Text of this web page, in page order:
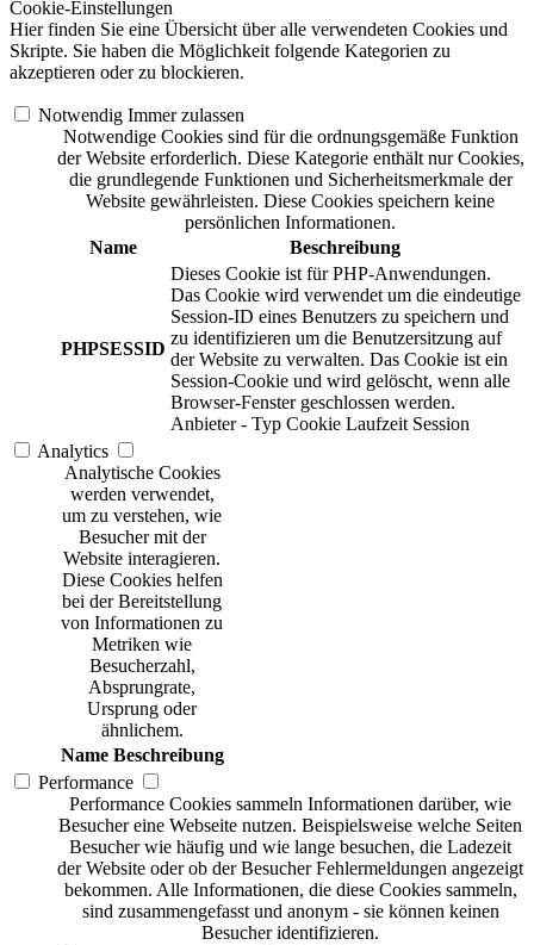
Cookie-Einstellungen
Hier finden Sie eine Übersicht über alle verwendeten Cookies und
Skripte. Sie haben die Möglichkeit folgende Kategorien zu
akzeptieren oder zu blockieren.
Notwendig Immer zulassen
Notwendige Cookies sind für die ordnungsgemäße Funktion
der Website erforderlich. Diese Kategorie enthält nur Cookies,
die grundlegende Funktionen und Sicherheitsmerkmale der
Website gewährleisten. Diese Cookies speichern keine
persönlichen Informationen.
Name
Beschreibung
PHPSESSID
Dieses Cookie ist für PHP-Anwendungen.
Das Cookie wird verwendet um die eindeutige
Session-ID eines Benutzers zu speichern und
zu identifizieren um die Benutzersitzung auf
der Website zu verwalten. Das Cookie ist ein
Session-Cookie und wird gelöscht, wenn alle
Browser-Fenster geschlossen werden.
Anbieter - Typ Cookie Laufzeit Session
Analytics
Analytische Cookies
werden verwendet,
um zu verstehen, wie
Besucher mit der
Website interagieren.
Diese Cookies helfen
bei der Bereitstellung
von Informationen zu
Metriken wie
Besucherzahl,
Absprungrate,
Ursprung oder
ähnlichem.
Name Beschreibung
Performance
Performance Cookies sammeln Informationen darüber, wie
Besucher eine Webseite nutzen. Beispielsweise welche Seiten
Besucher wie häufig und wie lange besuchen, die Ladezeit
der Website oder ob der Besucher Fehlermeldungen angezeigt
bekommen. Alle Informationen, die diese Cookies sammeln,
sind zusammengefasst und anonym - sie können keinen
Besucher identifizieren.